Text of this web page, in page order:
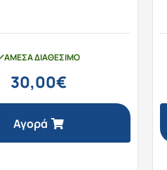
ΆΜΕΣΑ ΔΙΑΘΈΣΙΜΟ
30,00€
Αγορά